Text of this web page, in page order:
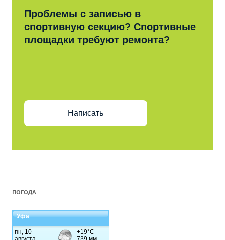
Проблемы с записью в
спортивную секцию? Спортивные
площадки требуют ремонта?
Написать
ПОГОДА
Уфа